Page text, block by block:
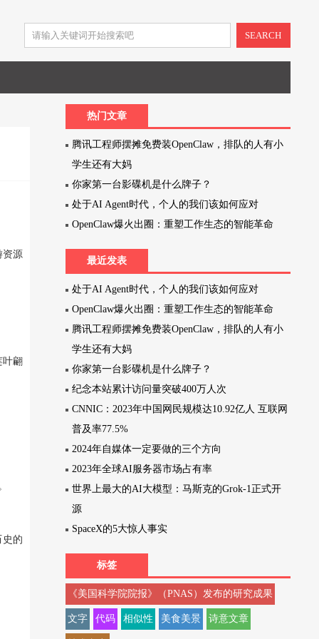
SEARCH
资源
翩
的
热门文章
腾讯工程师摆摊免费装OpenClaw，排队的人有小
学生还有大妈
你家第一台影碟机是什么牌子？
处于AI Agent时代，个人的我们该如何应对
OpenClaw爆火出圈：重塑工作生态的智能革命
最近发表
处于AI Agent时代，个人的我们该如何应对
OpenClaw爆火出圈：重塑工作生态的智能革命
腾讯工程师摆摊免费装OpenClaw，排队的人有小
学生还有大妈
你家第一台影碟机是什么牌子？
纪念本站累计访问量突破400万人次
CNNIC：2023年中国网民规模达10.92亿人 互联网
普及率77.5%
2024年自媒体一定要做的三个方向
2023年全球AI服务器市场占有率
世界上最大的AI大模型：马斯克的Grok-1正式开
源
SpaceX的5大惊人事实
标签
《美国科学院院报》（PNAS）发布的研究成果
文字 代码 相似性 美食美景 诗意文章